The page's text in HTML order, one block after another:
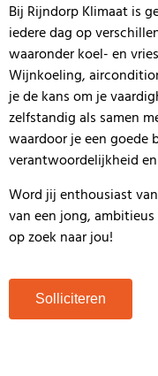
Bij Rijndorp Klimaat is
iedere dag op
waaronder koel- en
Wijnkoeling,
je de kans om je
zelfstandig als samen
waardoor je een goede
verantwoordelijkheid
Word jij enthousiast
van een jong,
op zoek naar jou!
Solliciteren